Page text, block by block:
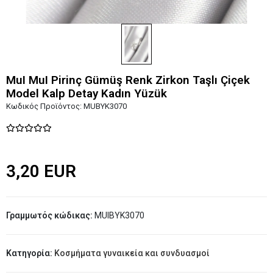
MuI MuI Pirinç Gümüş Renk Zirkon Taşlı Çiçek
Model Kalp Detay Kadın Yüzük
Κωδικός Προϊόντος: MUBYK3070
3,20 EUR
Γραμμωτός κώδικας: MUIBYK3070
Κατηγορία: Κοσμήματα γυναικεία και συνδυασμοί